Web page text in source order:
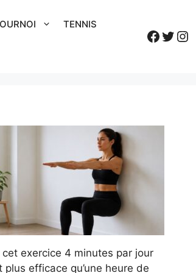
TENNIS
cet exercice 4 minutes par jour
plus efficace qu’une heure de